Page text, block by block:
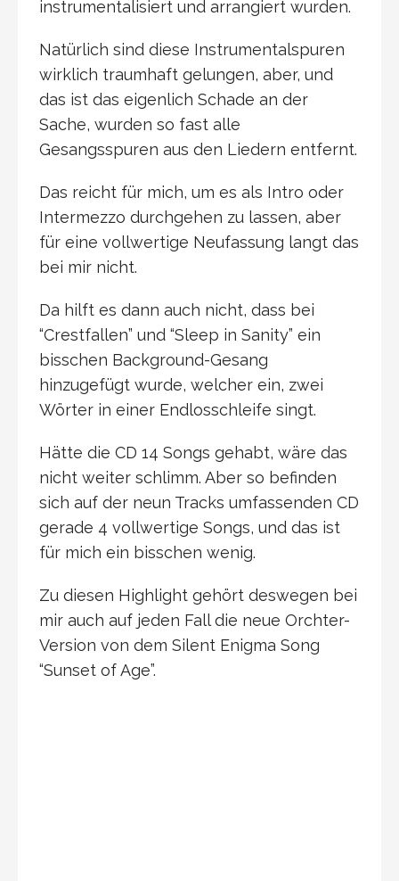
instrumentalisiert und arrangiert wurden.
Natürlich sind diese Instrumentalspuren
wirklich traumhaft gelungen, aber, und
das ist das eigenlich Schade an der
Sache, wurden so fast alle
Gesangsspuren aus den Liedern entfernt.
Das reicht für mich, um es als Intro oder
Intermezzo durchgehen zu lassen, aber
für eine vollwertige Neufassung langt das
bei mir nicht.
Da hilft es dann auch nicht, dass bei
“Crestfallen” und “Sleep in Sanity” ein
bisschen Background-Gesang
hinzugefügt wurde, welcher ein, zwei
Wörter in einer Endlosschleife singt.
Hätte die CD 14 Songs gehabt, wäre das
nicht weiter schlimm. Aber so befinden
sich auf der neun Tracks umfassenden CD
gerade 4 vollwertige Songs, und das ist
für mich ein bisschen wenig.
Zu diesen Highlight gehört deswegen bei
mir auch auf jeden Fall die neue Orchter-
Version von dem Silent Enigma Song
“Sunset of Age”.